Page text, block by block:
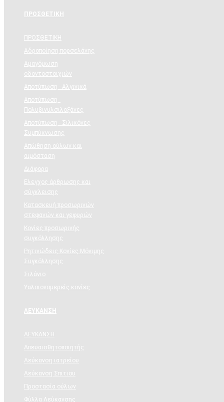
ΠΡΟΣΘΕΤΙΚΗ
ΠΡΟΣΘΕΤΙΚΗ
Αδροποίηση πορσελάνης
Αμαγόμωση
οδοντοστοιχιών
Αποτύπωση - Αλγινικά
Αποτύπωση -
Πολυβινυλσιλοξάνες
Αποτύπωση - Σιλικόνες
Συμπύκνωσης
Απώθηση ούλων και
αιμόσταση
Διάφορα
Ελεγχος άρθρωσης και
σύγκλεισης
Κατασκευή προσωρινών
στεφανών και γεφυρών
Κονίες προσωρινής
συγκόλλησης
Ρητινώδεις Κονίες Μόνιμης
Συγκόλλησης
Σιλάνιο
Υαλοιονομερείς κονίες
ΛΕΥΚΑΝΣΗ
ΛΕΥΚΑΝΣΗ
Απευαισθητοποιητής
Λεύκανση ιατρείου
Λεύκανση Σπιτιου
Προστασία ούλων
Φύλλα Λεύκανσης